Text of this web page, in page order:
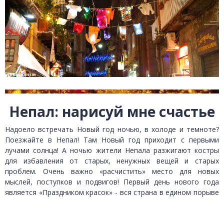
Непал: нарисуй мне счастье
Надоело встречать Новый год ночью, в холоде и темноте?
Поезжайте в Непал! Там Новый год приходит с первыми
лучами солнца! А ночью жители Непала разжигают костры
для избавления от старых, ненужных вещей и старых
проблем. Очень важно «расчистить» место для новых
мыслей, поступков и подвигов! Первый день нового года
является «Праздником красок» - вся страна в едином порыве